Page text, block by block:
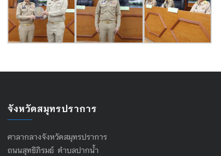
จังหวัดสมุทรปราการ
ศาลากลางจังหวัดสมุทรปราการ
ถนนสุทธิภิรมย์ ตำบลปากน้ำ